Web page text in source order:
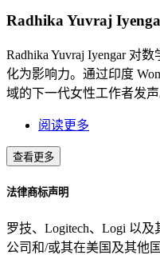
Radhika Yuvraj
Radhika Yuvraj Iyengar 对
化为影响力。通过印度
域的下一代女性工作者发声
阅读更多
查看更多
法律商标声明
罗技、Logitech、Logi 以
公司和/或其在美国及其他